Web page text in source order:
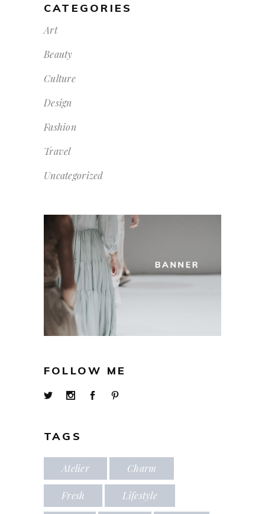
CATEGORIES
Art
Beauty
Culture
Design
Fashion
Travel
Uncategorized
FOLLOW ME
TAGS
Atelier Charm
Fresh Lifestyle